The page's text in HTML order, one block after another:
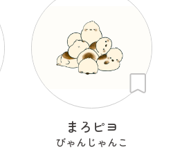
まろピヨ
びゃんじゃんこ